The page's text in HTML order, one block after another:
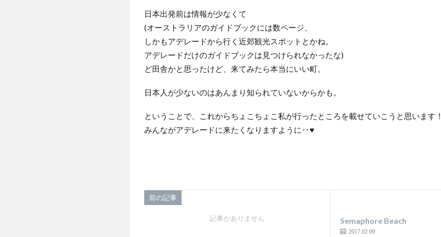
日本出発前は情報が少なくて
(オーストラリアのガイドブックには数ページ、
しかもアデレードから行く近郊観光スポットとかね。
アデレードだけのガイドブックは見つけられなかったな)
ど田舎かと思ったけど、来てみたら本当にいい町。
日本人が少ないのはあんまり知られていないからかも。
ということで、これからちょこちょこ私が行ったところを載せていこうと思います
みんながアデレードに来たくなりますように‥♥
前の記事
記事がありません Semaphore Beach
2017.02.09